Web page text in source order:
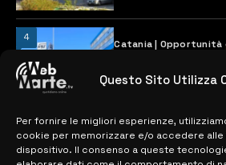
Questo Sito Utilizza
Per fornire le migliori esperienze,
cookie per memorizzare e/o accedere alle
dispositivo. Il consenso a queste
4
Catania | Opportunità
28 MARZO 2024
MAPPA DEL SITO